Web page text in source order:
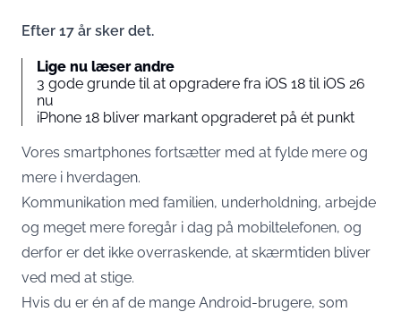
Efter 17 år sker det.
Lige nu læser andre
3 gode grunde til at opgradere fra iOS 18 til iOS 26
nu
iPhone 18 bliver markant opgraderet på ét punkt
Vores smartphones fortsætter med at fylde mere og
mere i hverdagen.
Kommunikation med familien, underholdning, arbejde
og meget mere foregår i dag på mobiltelefonen, og
derfor er det ikke overraskende, at skærmtiden bliver
ved med at stige.
Hvis du er én af de mange Android-brugere, som